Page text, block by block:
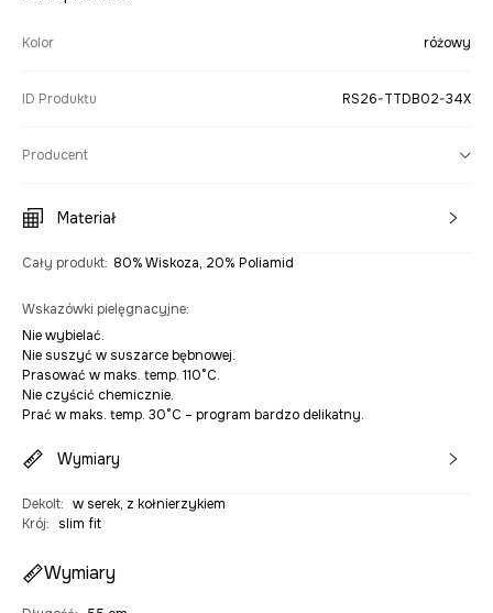
Kolor różowy
ID Produktu RS26-TTDB02-34X
Producent
Materiał
Cały produkt: 80% Wiskoza, 20% Poliamid
Wskazówki pielęgnacyjne:
Nie wybielać.
Nie suszyć w suszarce bębnowej.
Prasować w maks. temp. 110°C.
Nie czyścić chemicznie.
Prać w maks. temp. 30°C – program bardzo delikatny.
Wymiary
Dekolt: w serek, z kołnierzykiem
Krój: slim fit
Wymiary